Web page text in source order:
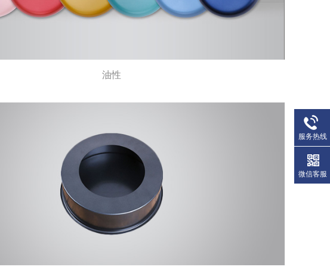
油性
服务热线
微信客服